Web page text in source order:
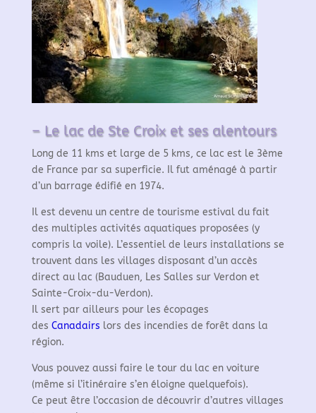
– Le lac de Ste Croix et ses alentours
Long de 11 kms et large de 5 kms, ce lac est le 3ème
de France par sa superficie. Il fut aménagé à partir
d’un barrage édifié en 1974.
Il est devenu un centre de tourisme estival du fait
des multiples activités aquatiques proposées (y
compris la voile). L’essentiel de leurs installations se
trouvent dans les villages disposant d’un accès
direct au lac (Bauduen, Les Salles sur Verdon et
Sainte-Croix-du-Verdon).
Il sert par ailleurs pour les écopages
des Canadairs lors des incendies de forêt dans la
région.
Vous pouvez aussi faire le tour du lac en voiture
(même si l’itinéraire s’en éloigne quelquefois).
Ce peut être l’occasion de découvrir d’autres villages